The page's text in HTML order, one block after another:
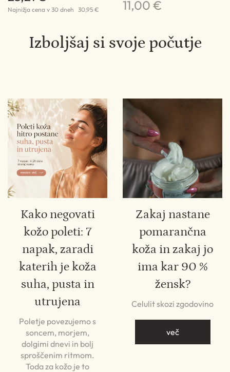
Najnižja cena v 30 dneh 30,95 € 11,00 €
Izboljšaj si svoje počutje
Kako negovati
kožo poleti: 7
napak, zaradi
katerih je koža
suha, pusta in
utrujena
Poletje povezujemo s
soncem, morjem,
dolgimi dnevi in bolj
sproščenim ritmom.
Toda za kožo je to
Zakaj nastane
pomarančna
koža in zakaj jo
ima kar 90 %
žensk?
Celulit skozi zgodovino
več